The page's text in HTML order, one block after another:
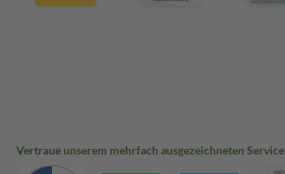
Vertraue unserem mehrfach ausgezeichneten Service